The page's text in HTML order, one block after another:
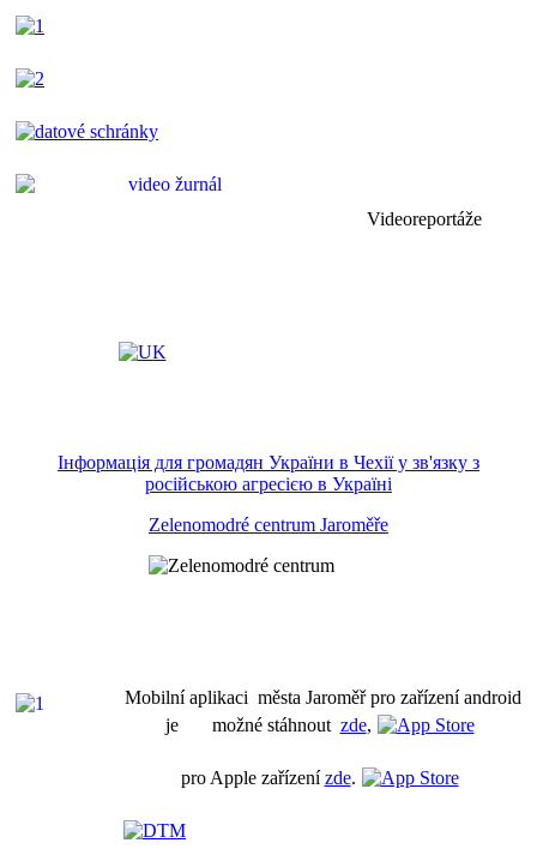
Videoreportáže
Інформація для громадян України в Чехії у зв'язку з
російською агресією в Україні
Zelenomodré centrum Jaroměře
Mobilní aplikaci města Jaroměř pro zařízení android
je možné stáhnout zde,
pro Apple zařízenízde.